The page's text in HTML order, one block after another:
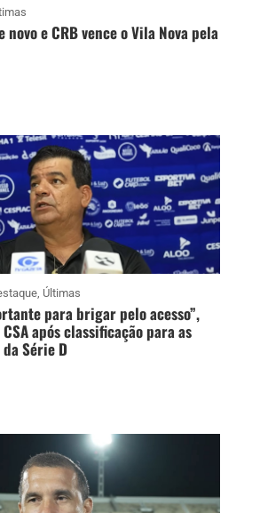
e CRB vence o Vila Nova pela
, Últimas
para brigar pelo acesso”,
após classificação para as
Série D